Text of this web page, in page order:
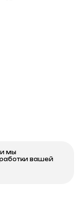
мы
вашей